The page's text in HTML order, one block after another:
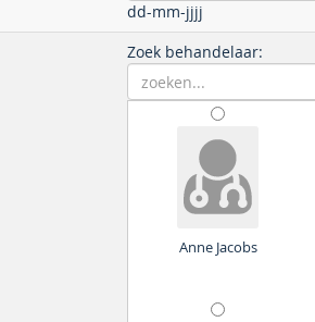
dd-mm-jjjj
Zoek behandelaar:
Anne Jacobs